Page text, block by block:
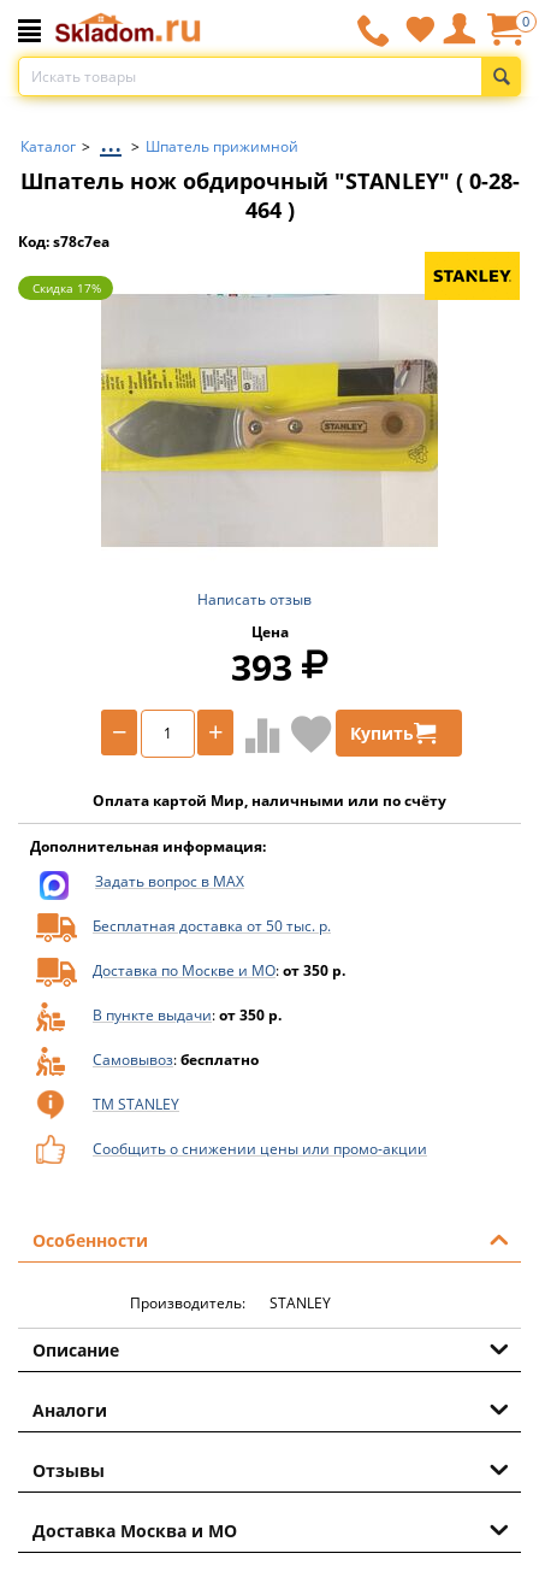
0
Каталог > ... > Шпатель прижимной
Шпатель нож обдирочный "STANLEY" ( 0-28-
464 )
Код: s78c7ea
Скидка 17%
Написать отзыв
Цена
393
+
− Купить
Оплата картой Мир, наличными или по счёту
Дополнительная информация:
Задать вопрос в MAX
Бесплатная доставка от 50 тыс. р.
Доставка по Москве и МО:от 350 р.
В пункте выдачи:от 350 р.
Самовывоз:бесплатно
ТМ STANLEY
Сообщить о снижении цены или промо-акции
Особенности
Производитель: STANLEY
Описание
Аналоги
Отзывы
Доставка Москва и МО